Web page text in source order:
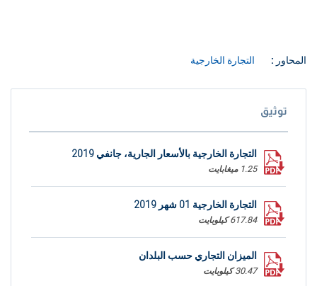
المحاور : التجارة الخارجية
توثيق
التجارة الخارجية بالأسعار الجارية، جانفي 2019
1.25 ميغابايت
التجارة الخارجية 01 شهر 2019
617.84 كيلوبايت
الميزان التجاري حسب البلدان
30.47 كيلوبايت